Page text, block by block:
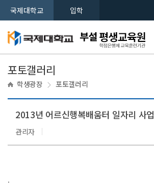
국제대학교 입학
학생광장 포토갤러리
포토갤러리
2013년 어르신행복배움터 일자리 사업
관리자
.